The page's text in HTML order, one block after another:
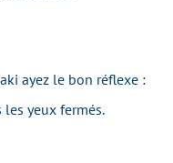
ayez le bon réflexe :
les yeux fermés.